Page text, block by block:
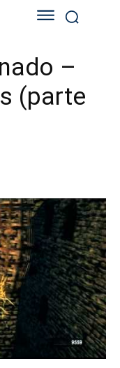
–
(parte